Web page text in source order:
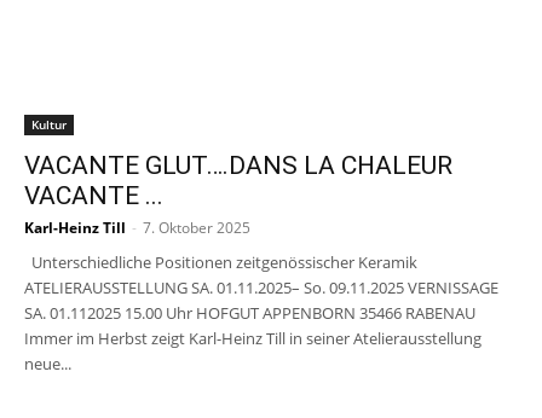
Kultur
VACANTE GLUT….DANS LA CHALEUR
VACANTE ...
Karl-Heinz Till - 7. Oktober 2025
Unterschiedliche Positionen zeitgenössischer Keramik
ATELIERAUSSTELLUNG SA. 01.11.2025– So. 09.11.2025 VERNISSAGE
SA. 01.112025 15.00 Uhr HOFGUT APPENBORN 35466 RABENAU
Immer im Herbst zeigt Karl-Heinz Till in seiner Atelierausstellung
neue...